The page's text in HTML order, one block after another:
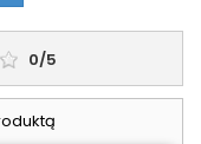
0/5